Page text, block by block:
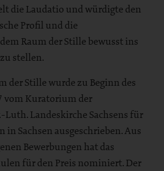
die Laudatio und würdigte den
Profil und die
Raum der Stille bewusst ins
stellen.
der Stille wurde zu Beginn des
vom Kuratorium der
Luth. Landeskirche Sachsens für
in Sachsen ausgeschrieben. Aus
Bewerbungen hat das
für den Preis nominiert. Der